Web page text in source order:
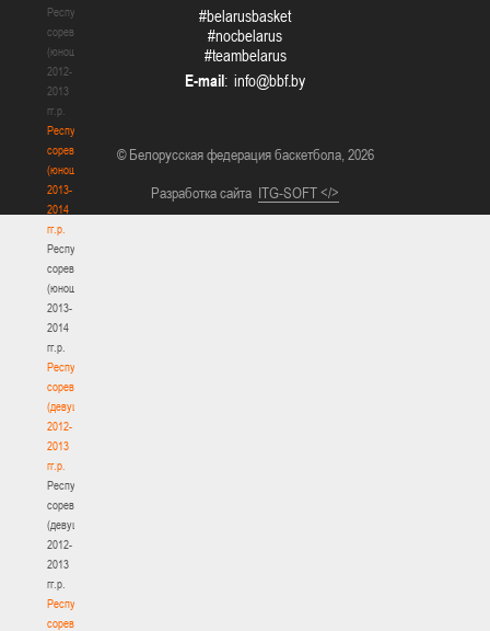
Республиканские
соревнования
(юноши)
2012-
2013
гг.р.
Республиканские
соревнования
(юноши)
2013-
2014
гг.р.
Республиканские
соревнования
(юноши)
2013-
2014
гг.р.
Республиканские
соревнования
(девушки)
2012-
2013
гг.р.
Республиканские
соревнования
(девушки)
2012-
2013
гг.р.
Республиканские
соревнования
#belarusbasket
#nocbelarus
#teambelarus
E-mail:
© Белорусская федерация баскетбола, 2026
Разработка сайта ITG-SOFT </>